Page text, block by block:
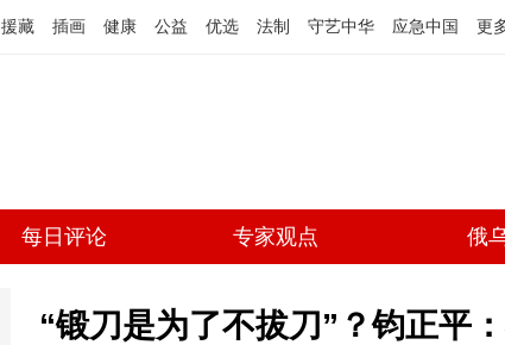
援藏 插画 健康 公益 优选 法制 守艺中华 应急中国 更
每日评论 专家观点 俄
“锻刀是为了不拔刀”？钧正平